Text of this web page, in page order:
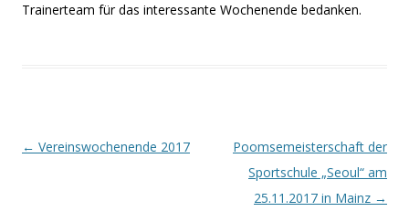
Trainerteam für das interessante Wochenende bedanken.
Beitragsnavigation
← Vereinswochenende 2017
Poomsemeisterschaft der
Sportschule „Seoul“ am
25.11.2017 in Mainz →